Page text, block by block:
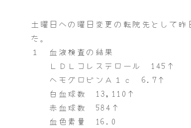
土曜日への曜日変更の転院先として
た。
１ 血液検査の結果
ＬＤＬコレステロール 145↑
ヘモグロビンＡ１ｃ 6.7↑
白血球数 13,110↑
赤血球数 584↑
血色素量 16.0